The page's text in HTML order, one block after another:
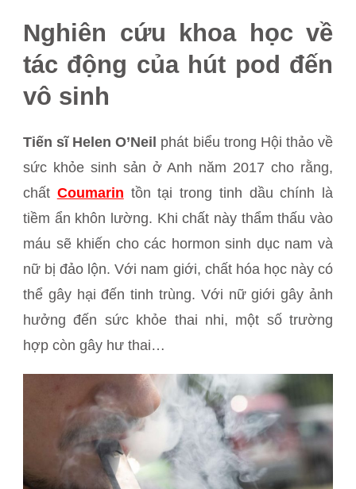
Nghiên cứu khoa học về
tác động của hút pod đến
vô sinh
Tiến sĩ Helen O’Neil phát biểu trong Hội thảo về
sức khỏe sinh sản ở Anh năm 2017 cho rằng,
chất Coumarin tồn tại trong tinh dầu chính là
tiềm ẩn khôn lường. Khi chất này thẩm thấu vào
máu sẽ khiến cho các hormon sinh dục nam và
nữ bị đảo lộn. Với nam giới, chất hóa học này có
thể gây hại đến tinh trùng. Với nữ giới gây ảnh
hưởng đến sức khỏe thai nhi, một số trường
hợp còn gây hư thai…